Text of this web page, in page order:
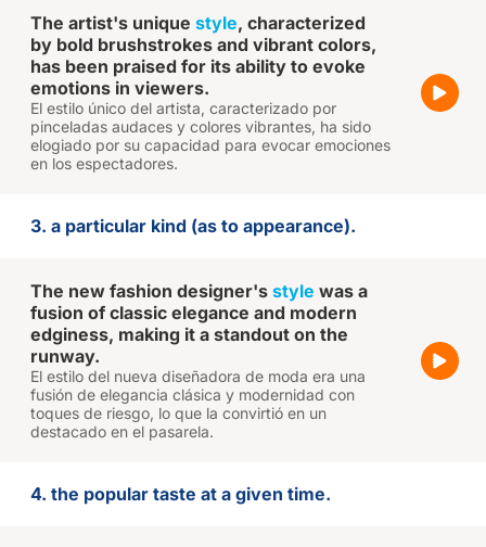
The artist's unique style, characterized
by bold brushstrokes and vibrant colors,
has been praised for its ability to evoke
emotions in viewers.
El estilo único del artista, caracterizado por
pinceladas audaces y colores vibrantes, ha sido
elogiado por su capacidad para evocar emociones
en los espectadores.
3. a particular kind (as to appearance).
The new fashion designer's style was a
fusion of classic elegance and modern
edginess, making it a standout on the
runway.
El estilo del nueva diseñadora de moda era una
fusión de elegancia clásica y modernidad con
toques de riesgo, lo que la convirtió en un
destacado en el pasarela.
4. the popular taste at a given time.